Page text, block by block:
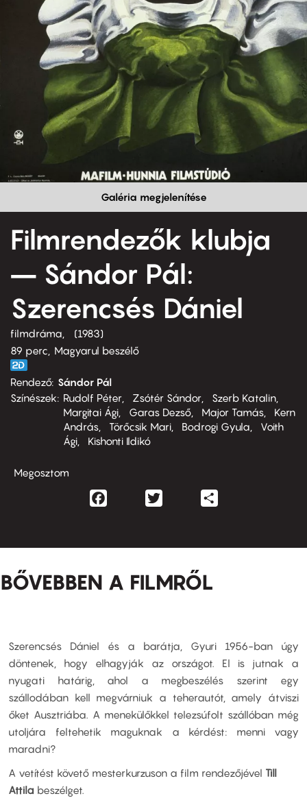
Galéria megjelenítése
Filmrendezők klubja
– Sándor Pál:
Szerencsés Dániel
filmdráma
1983
89 perc,
Magyarul beszélő
Rendező Sándor Pál
Színészek
Rudolf Péter Zsótér Sándor
Szerb Katalin
Margitai Ági
Garas Dezső Major Tamás
Kern
András
Törőcsik Mari Bodrogi Gyula
Voith
Ági
Kishonti Ildikó
Megosztom
Facebook
BŐVEBBEN A FILMRŐL
Szerencsés Dániel és a barátja, Gyuri 1956-ban úgy
döntenek, hogy elhagyják az országot. El is jutnak a
nyugati határig, ahol a megbeszélés szerint egy
szállodában kell megvárniuk a teherautót, amely átviszi
őket Ausztriába. A menekülőkkel telezsúfolt szállóban még
utoljára feltehetik maguknak a kérdést: menni vagy
maradni?
A vetítést követő mesterkurzuson a film rendezőjével Till
Attila beszélget.